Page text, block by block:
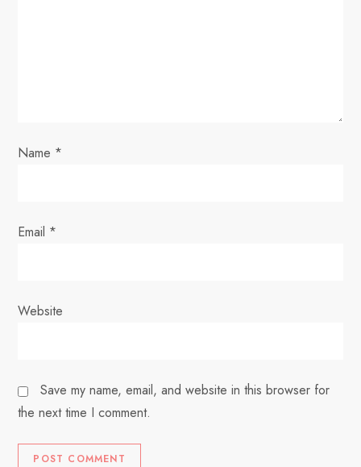
Name *
Email *
Website
Save my name, email, and website in this browser for
the next time I comment.